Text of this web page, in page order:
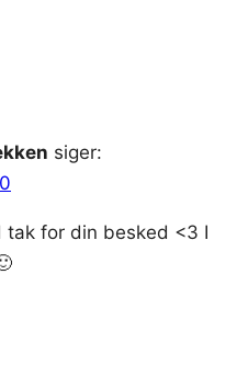
siger:
tak for din besked <3 I